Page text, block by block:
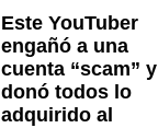
Este YouTuber
engañó a una
cuenta “scam” y
donó todos lo
adquirido al